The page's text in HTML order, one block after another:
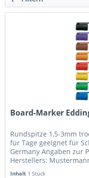
Board-Marker
Rundspitze 1,5-3mm
für Tage geeignet für
Germany Angaben zur
Herstellers:
Inhalt 1 Stück